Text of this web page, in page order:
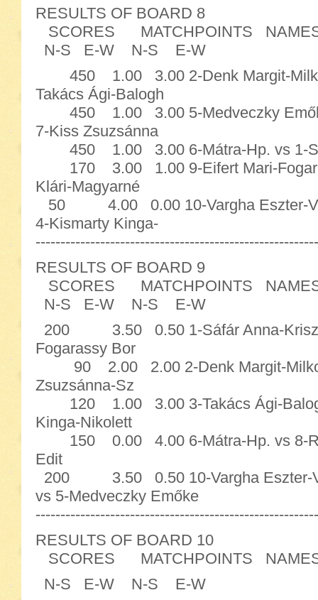
RESULTS OF BOARD 8
SCORES MATCHPOINTS
N-S E-W N-S E-W
450 1.00 3.00 2-Denk Margit-
Takács Ági-Balogh
450 1.00 3.00 5-Medveczky
7-Kiss Zsuzsánna
450 1.00 3.00 6-Mátra-Hp. vs 1-
170 3.00 1.00 9-Eifert Mari-
Klári-Magyarné
50 4.00 0.00 10-Vargha Eszter-
4-Kismarty Kinga-
RESULTS OF BOARD 9
SCORES MATCHPOINTS
N-S E-W N-S E-W
200 3.50 0.50 1-Sáfár Anna-
Fogarassy Bor
90 2.00 2.00 2-Denk Margit-
Zsuzsánna-Sz
120 1.00 3.00 3-Takács Ági-
Kinga-Nikolett
150 0.00 4.00 6-Mátra-Hp. vs 8-
Edit
200 3.50 0.50 10-Vargha Eszter-
vs 5-Medveczky Emőke
RESULTS OF BOARD 10
SCORES MATCHPOINTS
N-S E-W N-S E-W